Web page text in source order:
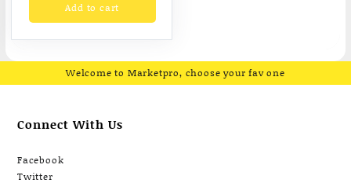
30x200x40cm.
Add to cart
Welcome to Marketpro, choose your fav one
Connect With Us
Facebook
Twitter